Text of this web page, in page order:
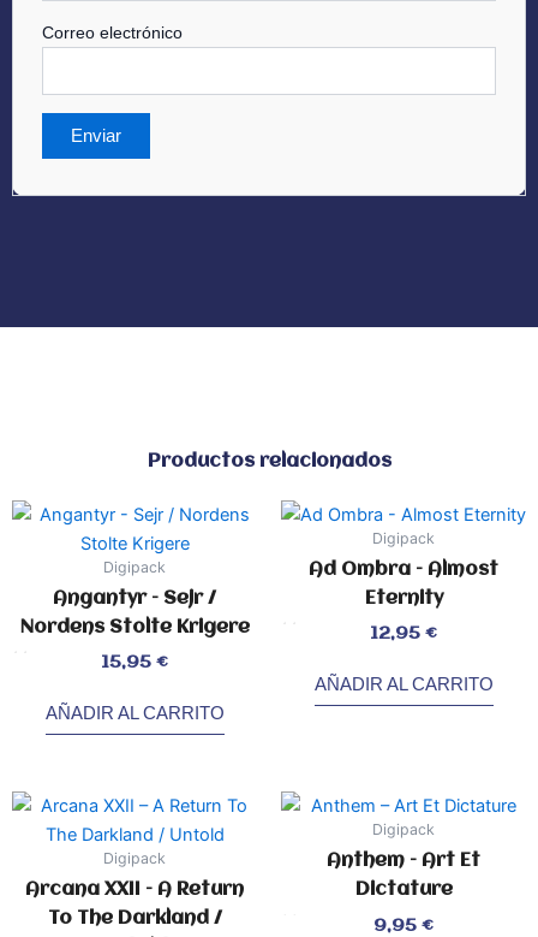
Correo electrónico
Productos relacionados
Digipack
Angantyr – Sejr /
Nordens Stolte Krigere
15,95 €
AÑADIR AL CARRITO
Digipack
Ad Ombra – Almost
Eternity
12,95 €
AÑADIR AL CARRITO
Digipack
Arcana XXII – A Return
To The Darkland /
Digipack
Anthem – Art Et
Dictature
9,95 €